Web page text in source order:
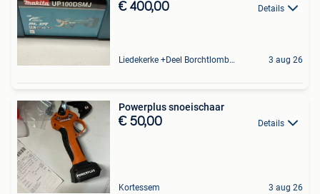
€ 400,00 Details
Liedekerke +Deel Borchtlombeek 3 aug 26
Powerplus snoeischaar
€ 50,00 Details
Kortessem 3 aug 26